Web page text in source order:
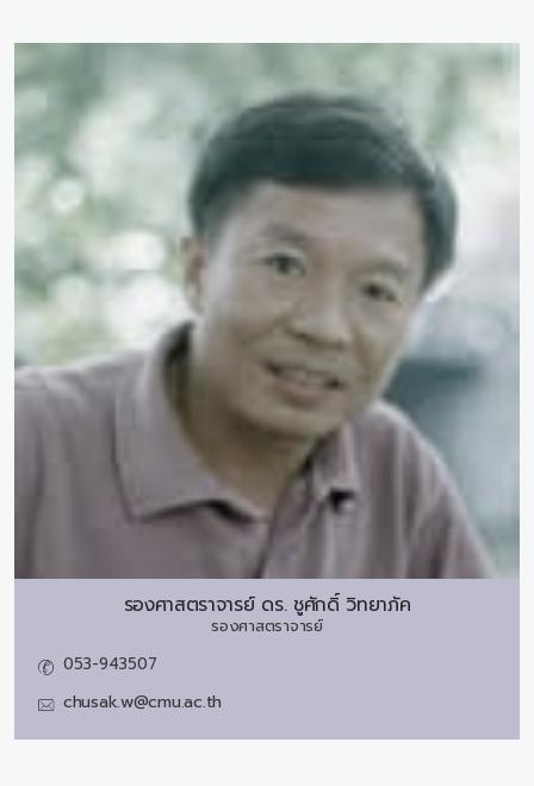
รองศาสตราจารย์ ดร. ชูศักดิ์ วิทยาภัค
รองศาสตราจารย์
053-943507
chusak.w@cmu.ac.th